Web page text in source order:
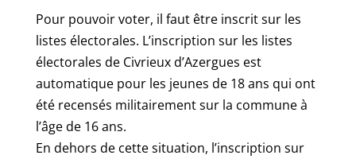
Pour pouvoir voter, il faut être inscrit sur les
listes électorales. L’inscription sur les listes
électorales de Civrieux d’Azergues est
automatique pour les jeunes de 18 ans qui ont
été recensés militairement sur la commune à
l’âge de 16 ans.
En dehors de cette situation, l’inscription sur